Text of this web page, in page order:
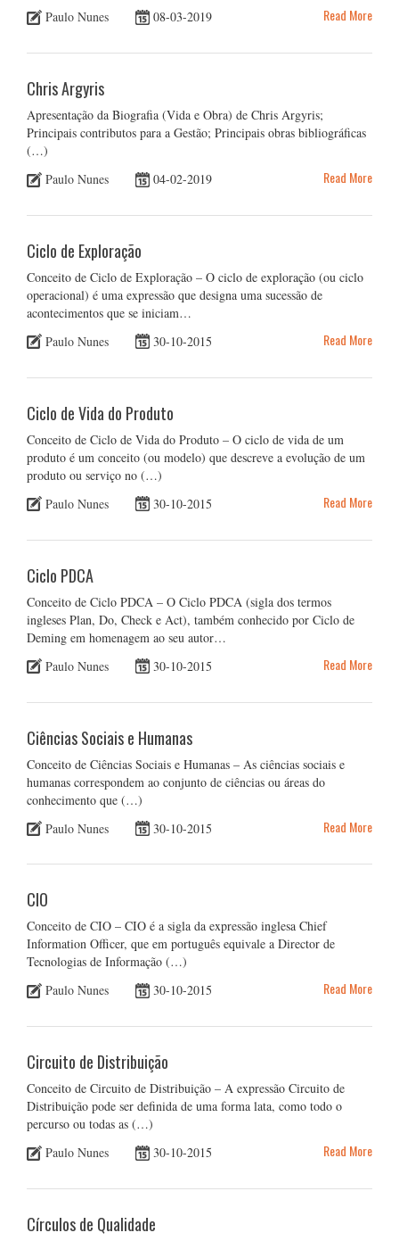
Paulo Nunes
08-03-2019 Read More
Chris Argyris
Apresentação da Biografia (Vida e Obra) de Chris Argyris;
Principais contributos para a Gestão; Principais obras bibliográficas
(…)
Paulo Nunes
04-02-2019 Read More
Ciclo de Exploração
Conceito de Ciclo de Exploração – O ciclo de exploração (ou ciclo
operacional) é uma expressão que designa uma sucessão de
acontecimentos que se iniciam…
Paulo Nunes
30-10-2015 Read More
Ciclo de Vida do Produto
Conceito de Ciclo de Vida do Produto – O ciclo de vida de um
produto é um conceito (ou modelo) que descreve a evolução de um
produto ou serviço no (…)
Paulo Nunes
30-10-2015 Read More
Ciclo PDCA
Conceito de Ciclo PDCA – O Ciclo PDCA (sigla dos termos
ingleses Plan, Do, Check e Act), também conhecido por Ciclo de
Deming em homenagem ao seu autor…
Paulo Nunes
30-10-2015 Read More
Ciências Sociais e Humanas
Conceito de Ciências Sociais e Humanas – As ciências sociais e
humanas correspondem ao conjunto de ciências ou áreas do
conhecimento que (…)
Paulo Nunes
30-10-2015 Read More
CIO
Conceito de CIO – CIO é a sigla da expressão inglesa Chief
Information Officer, que em português equivale a Director de
Tecnologias de Informação (…)
Paulo Nunes
30-10-2015 Read More
Circuito de Distribuição
Conceito de Circuito de Distribuição – A expressão Circuito de
Distribuição pode ser definida de uma forma lata, como todo o
percurso ou todas as (…)
Paulo Nunes
30-10-2015 Read More
Círculos de Qualidade